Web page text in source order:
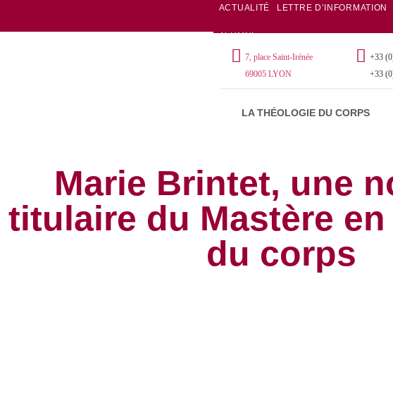
ACTUALITÉ LETTRE D’INFORMATION
ALUMNI
7, place Saint-Irénée
69005 LYON
+33
+33
LA THÉOLOGIE DU CORPS
Marie Brintet, une
titulaire du Mastère
du corps